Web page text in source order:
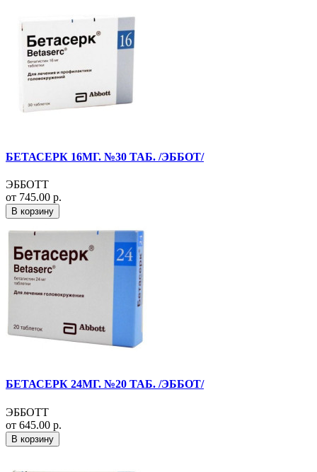
БЕТАСЕРК 16МГ. №30 ТАБ. /ЭББОТ/
ЭББОТТ
от 745.00 р.
В корзину
БЕТАСЕРК 24МГ. №20 ТАБ. /ЭББОТ/
ЭББОТТ
от 645.00 р.
В корзину